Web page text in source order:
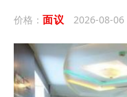
价格： 面议 2026-08-